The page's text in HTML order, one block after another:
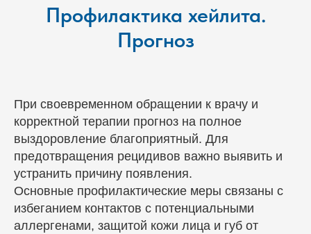
Профилактика хейлита.
Прогноз
При своевременном обращении к врачу и
корректной терапии прогноз на полное
выздоровление благоприятный. Для
предотвращения рецидивов важно выявить и
устранить причину появления.
Основные профилактические меры связаны с
избеганием контактов с потенциальными
аллергенами, защитой кожи лица и губ от